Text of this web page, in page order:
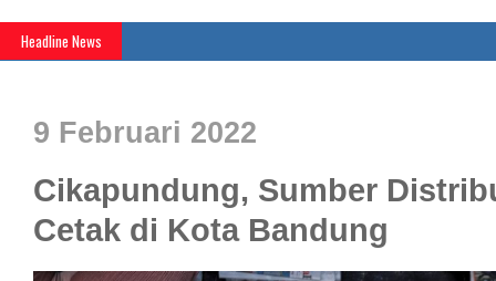
Headline News
9 Februari 2022
Cikapundung, Sumber
Cetak di Kota Bandung